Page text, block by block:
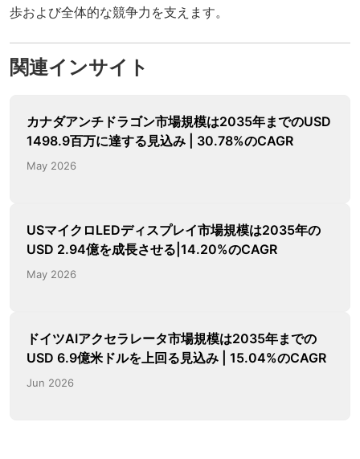
歩および全体的な競争力を支えます。
関連インサイト
カナダアンチドラゴン市場規模は2035年までのUSD
1498.9百万に達する見込み | 30.78%のCAGR
May 2026
USマイクロLEDディスプレイ市場規模は2035年の
USD 2.94億を成長させる|14.20%のCAGR
May 2026
ドイツAIアクセラレータ市場規模は2035年までの
USD 6.9億米ドルを上回る見込み | 15.04%のCAGR
Jun 2026